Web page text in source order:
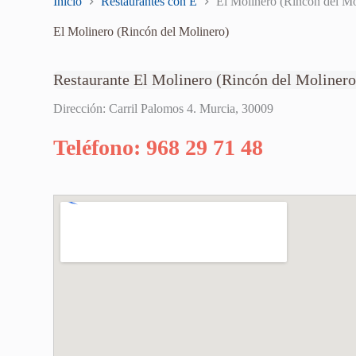
El Molinero (Rincón del Molinero)
Restaurante El Molinero (Rincón del
Dirección: Carril Palomos 4. Murcia, 30009
Teléfono: 968 29 71 48